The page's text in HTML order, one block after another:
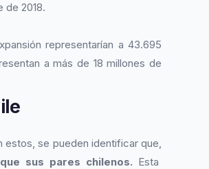
de 2018.
representarían a 43.695
a más de 18 millones de
estos, se pueden identificar que,
sus pares chilenos. Esta